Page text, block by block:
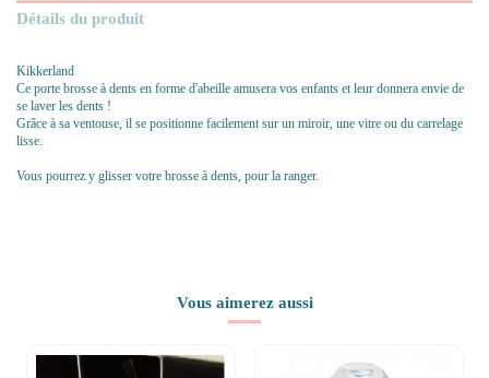
Détails du produit
Kikkerland
Ce porte brosse à dents en forme d'abeille amusera vos enfants et leur donnera envie de
se laver les dents !
Grâce à sa ventouse, il se positionne facilement sur un miroir, une vitre ou du carrelage
lisse.
Vous pourrez y glisser votre brosse à dents, pour la ranger.
Vous aimerez aussi